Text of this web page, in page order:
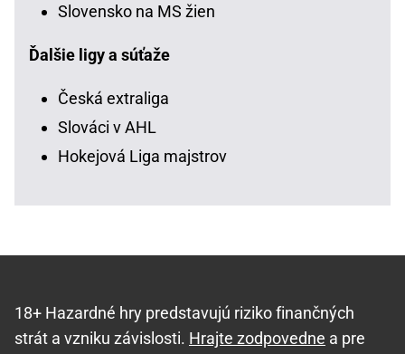
Slovensko na MS žien
Ďalšie ligy a súťaže
Česká extraliga
Slováci v AHL
Hokejová Liga majstrov
18+ Hazardné hry predstavujú riziko finančných
strát a vzniku závislosti. Hrajte zodpovedne a pre